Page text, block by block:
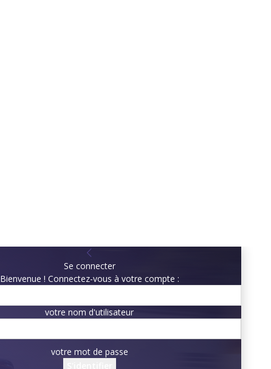
Se connecter
Bienvenue ! Connectez-vous à votre compte :
votre nom d'utilisateur
votre mot de passe